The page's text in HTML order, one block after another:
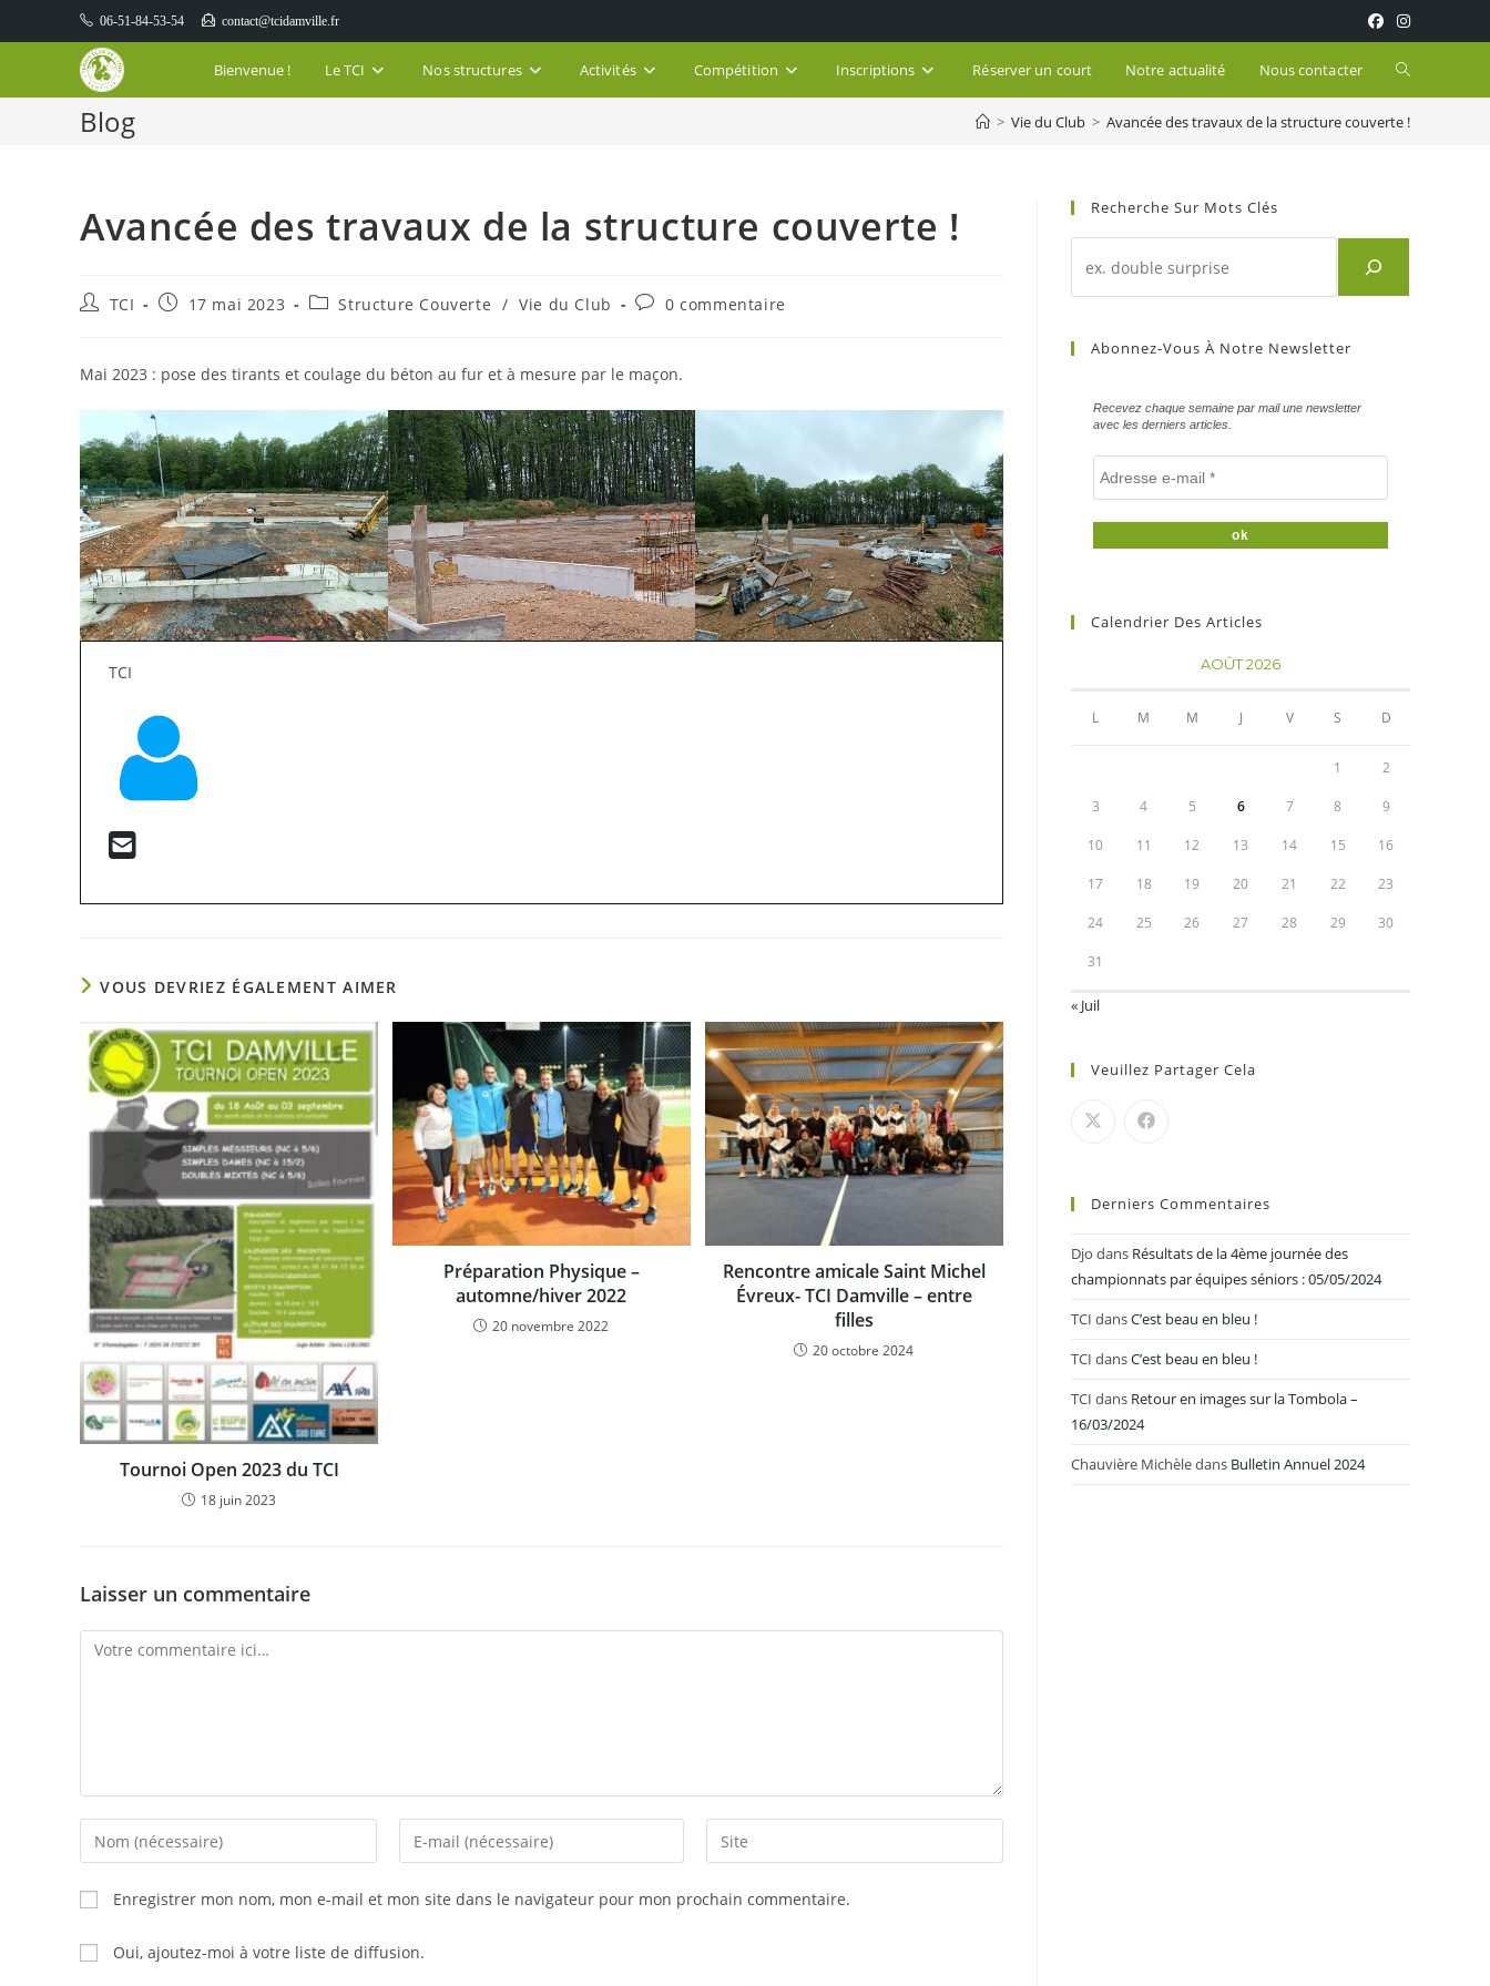
to
06-51-84-53-54 contact@tcidamville.fr
Bienvenue ! Le TCI Nos structures Activités Compétition Inscriptions Réserver un court Notre actualité Nous contacter Toggle
website
Blog > Vie du Club > Avancée des travaux de la structure couverte !
Avancée des travaux de la structure couverte !
Auteur/autrice
publication :
TCI
Publication
17 mai 2023
PostStructure Couverte / Vie du Club
Commentaires
0 commentaire
Mai 2023 : pose des tirants et coulage du béton au fur et à mesure par le maçon.
TCI
VOUS DEVRIEZ ÉGALEMENT AIMER
Tournoi Open 2023 du TCI
18 juin 2023
Préparation Physique –
automne/hiver 2022
20 novembre 2022
Rencontre amicale Saint Michel
Évreux- TCI Damville – entre
filles
20 octobre 2024
Laisser un commentaire
Comment
Enter
your
name
or
username
Enter
your
to
Saisir
l’URL
Enregistrer mon nom, mon e-mail et mon site dans le navigateur pour mon prochain commentaire.
Oui, ajoutez-moi à votre liste de diffusion.
Recherche Sur Mots Clés
d'un
mots
Abonnez-Vous À Notre Newsletter
Recevez chaque semaine par mail une newsletter
avec les derniers articles.
Calendrier Des Articles
AOÛT 2026
L M M J V S D
1 2
3 4 5 6 7 8 9
10 11 12 13 14 15 16
17 18 19 20 21 22 23
24 25 26 27 28 29 30
31
« Juil
Veuillez Partager Cela
Derniers Commentaires
Djo dans Résultats de la 4ème journée des
championnats par équipes séniors : 05/05/2024
TCI dansC’est beau en bleu !
TCI dansC’est beau en bleu !
TCI dans Retour en images sur la Tombola –
16/03/2024
Chauvière Michèledans Bulletin Annuel 2024